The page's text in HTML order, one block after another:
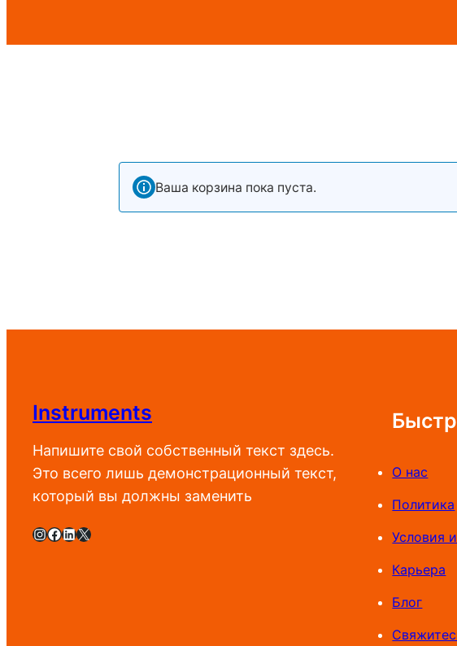
Ваша корзина пока пуста.
Instruments
Напишите свой собственный текст здесь.
Это всего лишь демонстрационный текст,
который вы должны заменить
О нас
Политика
Условия
Карьера
Блог